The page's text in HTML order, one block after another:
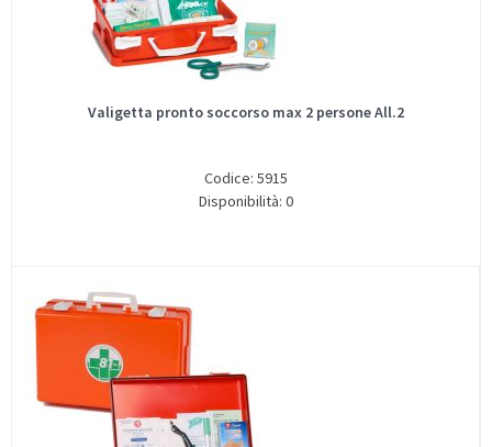
Valigetta pronto soccorso max 2 persone All.2
Codice: 5915
Disponibilità: 0